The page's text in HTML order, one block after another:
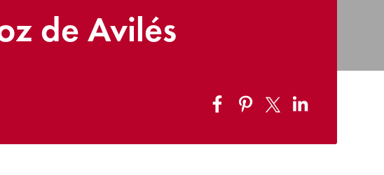
de Avilés